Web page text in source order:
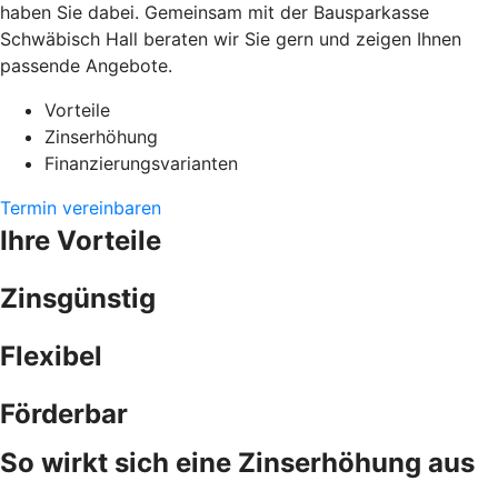
haben Sie dabei. Gemeinsam mit der Bausparkasse
Schwäbisch Hall beraten wir Sie gern und zeigen Ihnen
passende Angebote.
Vorteile
Zinserhöhung
Finanzierungsvarianten
Termin vereinbaren
Ihre Vorteile
Zinsgünstig
Flexibel
Förderbar
So wirkt sich eine Zinserhöhung aus